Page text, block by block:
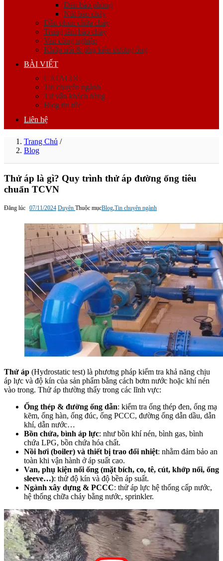
Đèn báo phòng
Nút báo cháy
Đầu phun chữa cháy
Trung tâm báo cháy
Van công nghiệp
Khớp nối & phụ kiện đường ống
BÀI VIẾT
CATALOG
Tin chuyên ngành
Tư vấn khách hàng
Blog tin tức
Liên hệ
Trang Chủ /
Blog
Thử áp là gì? Quy trình thử áp đường ống tiêu
chuẩn TCVN
Đăng lúc 07/11/2024 Duyên Thuộc mụcBlog Tin chuyên ngành
Thử áp (Hydrostatic test) là phương pháp kiểm tra khả năng chịu
áp lực và độ kín của sản phẩm bằng cách bơm nước hoặc khí nén
vào trong. Thử áp thường thấy trong các lĩnh vực:
Ống thép & đường ống dẫn: kiểm tra ống thép đen, ống mạ
kẽm, ống hàn, ống đúc, ống PCCC, đường ống dẫn dầu, dẫn
khí, dẫn nước…
Bồn chứa, bình áp lực: như bồn khí nén, bình gas, bình
chứa LPG, bồn chứa hóa chất.
Nồi hơi (boiler) và thiết bị trao đổi nhiệt: nhằm đảm bảo an
toàn khi vận hành ở áp suất cao.
Van, phụ kiện nối ống (mặt bích, co, tê, cút, khớp nối, ống
sleeve…): thử độ kín và độ bền áp suất.
Ngành xây dựng & PCCC: thử áp lực hệ thống cấp nước,
hệ thống chữa cháy bằng nước, sprinkler.